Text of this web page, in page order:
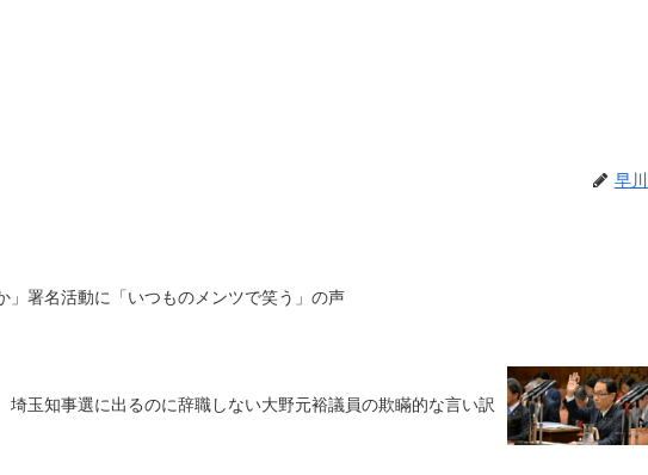
早
」署名活動に「いつものメンツで笑う」の声
埼玉知事選に出るのに辞職しない大野元裕議員の欺瞞的な言い訳